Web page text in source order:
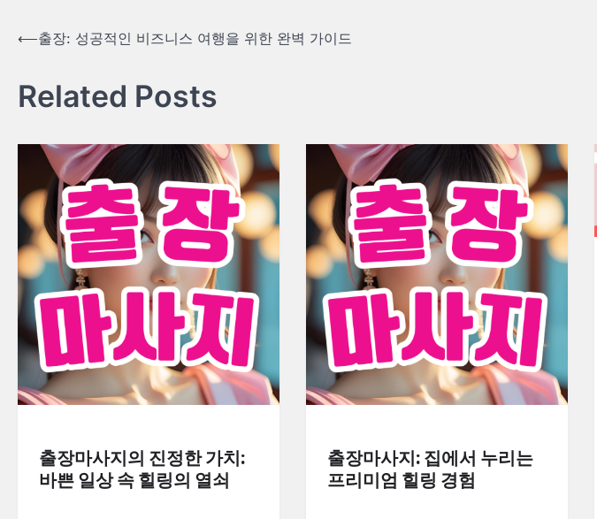
Post
⟵출장: 성공적인 비즈니스 여행을 위한 완벽 가이드
Related Posts
출장마사지의 진정한 가치:
바쁜 일상 속 힐링의 열쇠
출장마사지: 집에서 누리는
프리미엄 힐링 경험